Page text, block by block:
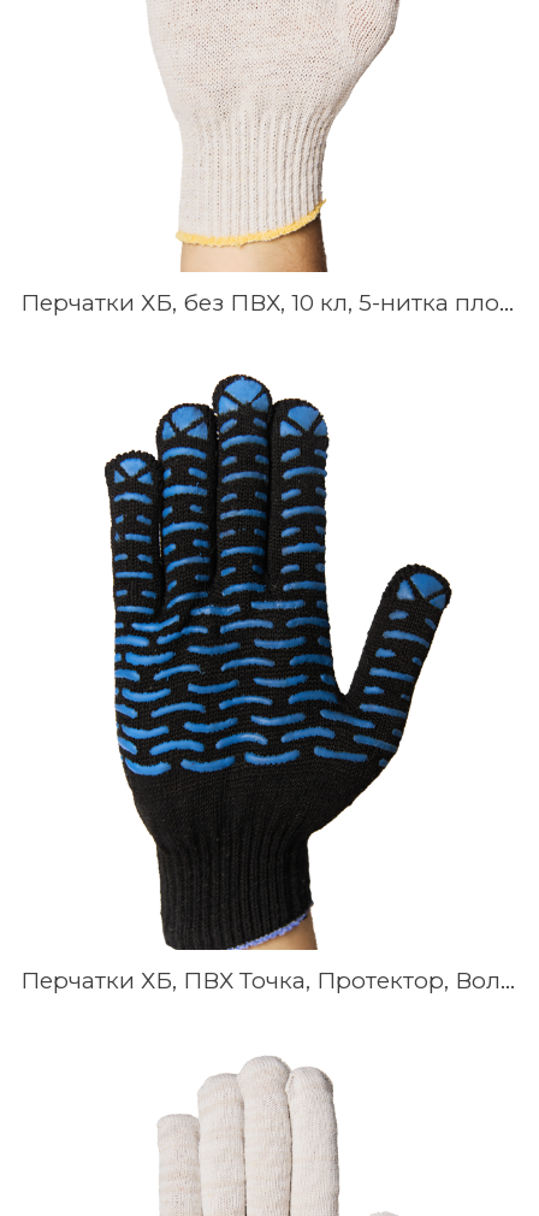
Перчатки ХБ, без ПВХ, 10 кл, 5-нитка плотной вязки, Белые, Серые, Чёрные
Перчатки ХБ, ПВХ Точка, Протектор, Волна, 10 кл, 5-нитка плотной вязки, Белые, Серые, Чёрные